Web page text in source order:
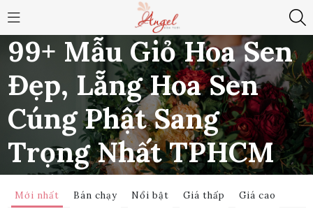
99+ Mẫu Giỏ Hoa Sen
Đẹp, Lẵng Hoa Sen
Cúng Phật Sang
Trọng Nhất TPHCM
chủ /
Sản
phẩm
/
Phật Sang Trọng Nhất TPHCM
Mới nhất Bán chạy Nổi bật Giá thấp Giá cao